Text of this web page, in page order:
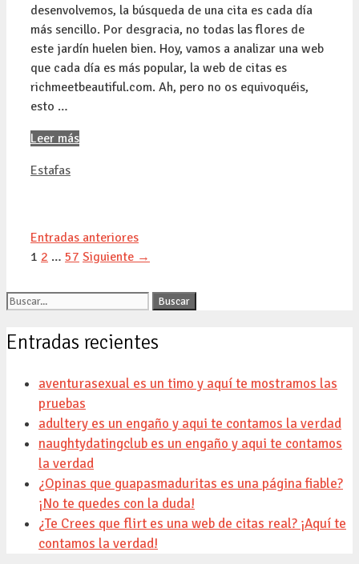
desenvolvemos, la búsqueda de una cita es cada día
más sencillo. Por desgracia, no todas las flores de
este jardín huelen bien. Hoy, vamos a analizar una web
que cada día es más popular, la web de citas es
richmeetbeautiful.com. Ah, pero no os equivoquéis,
esto …
Leer más
Categorías
Estafas
Entradas anteriores
Página
1 Página
2 … Página
57 Siguiente →
Buscar:
Entradas recientes
aventurasexual es un timo y aquí te mostramos las
pruebas
adultery es un engaño y aqui te contamos la verdad
naughtydatingclub es un engaño y aqui te contamos
la verdad
¿Opinas que guapasmaduritas es una página fiable?
¡No te quedes con la duda!
¿Te Crees que flirt es una web de citas real? ¡Aquí te
contamos la verdad!